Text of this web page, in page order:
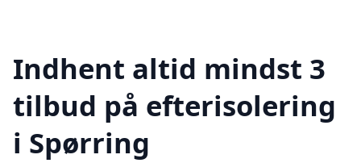
Indhent altid mindst 3
tilbud på efterisolering
i Spørring